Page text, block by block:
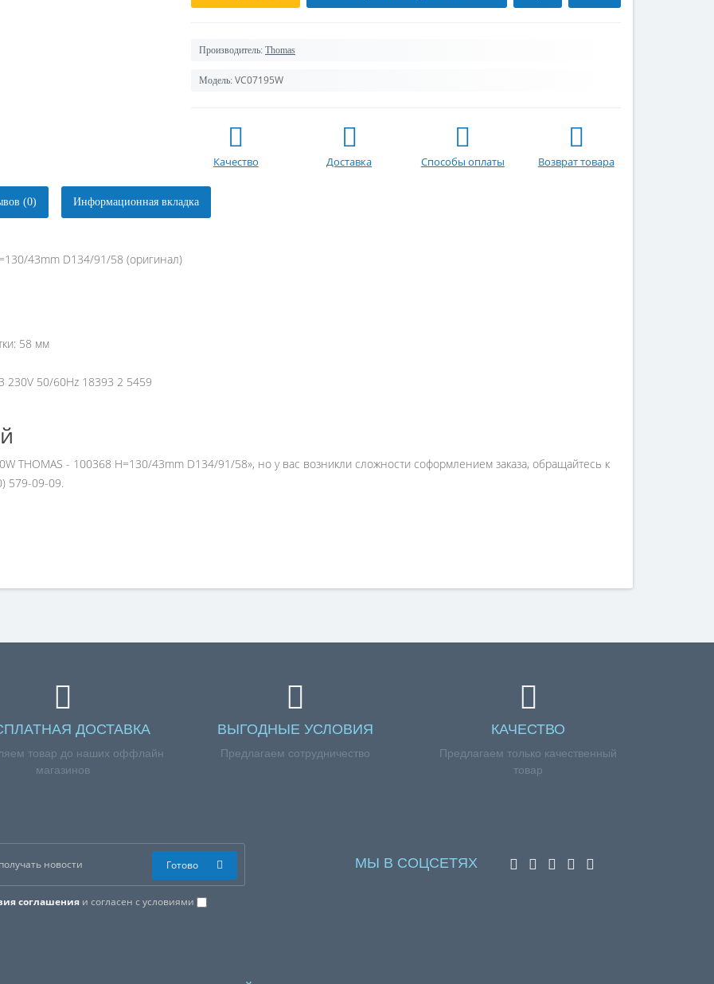
Производитель: Thomas
Модель: VC07195W
Качество Доставка Способы оплаты Возврат товара
(0) Информационная вкладка
43mm D134/91/58 (оригинал)
58 мм
230V 50/60Hz 18393 2 5459
THOMAS - 100368 H=130/43mm D134/91/58», но у вас возникли сложности соформлением заказа, обращайтесь к
579-09-09.
ДОСТАВКА
товар до наших оффлайн
магазинов
ВЫГОДНЫЕ УСЛОВИЯ
Предлагаем сотрудничество
КАЧЕСТВО
Предлагаем только качественный
товар
соглашения и согласен с условиями
Готово МЫ В СОЦСЕТЯХ